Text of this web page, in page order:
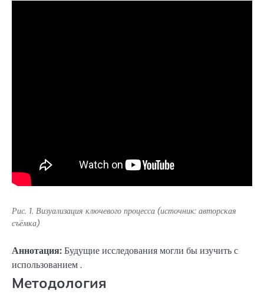
Рис. 1. Визуализация ключевого процесса (источник: авторская
съёмка)
Аннотация:Будущие исследования могли бы изучить с
использованием .
Методология